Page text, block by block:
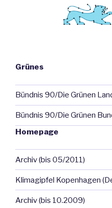
Grünes
Bündnis 90/Die Grünen
Bündnis 90/Die Grünen
Homepage
Archiv (bis 05/2011)
Klimagipfel Kopenhagen
Archiv (bis 10.2009)